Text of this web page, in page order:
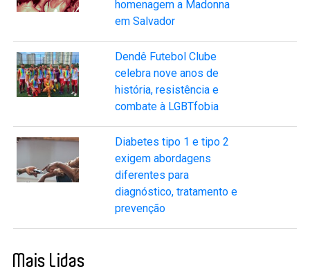
homenagem a Madonna
em Salvador
Dendê Futebol Clube
celebra nove anos de
história, resistência e
combate à LGBTfobia
Diabetes tipo 1 e tipo 2
exigem abordagens
diferentes para
diagnóstico, tratamento e
prevenção
Mais Lidas